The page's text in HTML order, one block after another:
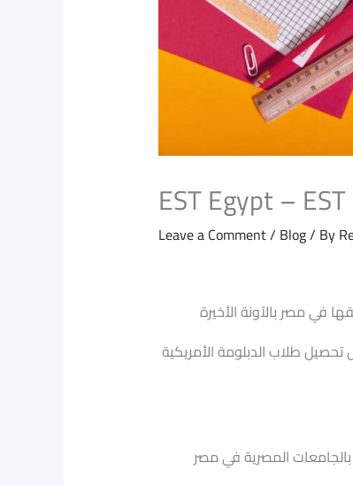
Leave a Comment/ Blog/ By
وهو امتحان مصري يعتمد على عدة أسئلة ووقت محدد الهدف منه قياس تحصيل طلاب الدبلومة الأمريكية EST وأن المؤهل الوحيد للالتحاق بالجامعات
بالجامعات المصرية في مصر